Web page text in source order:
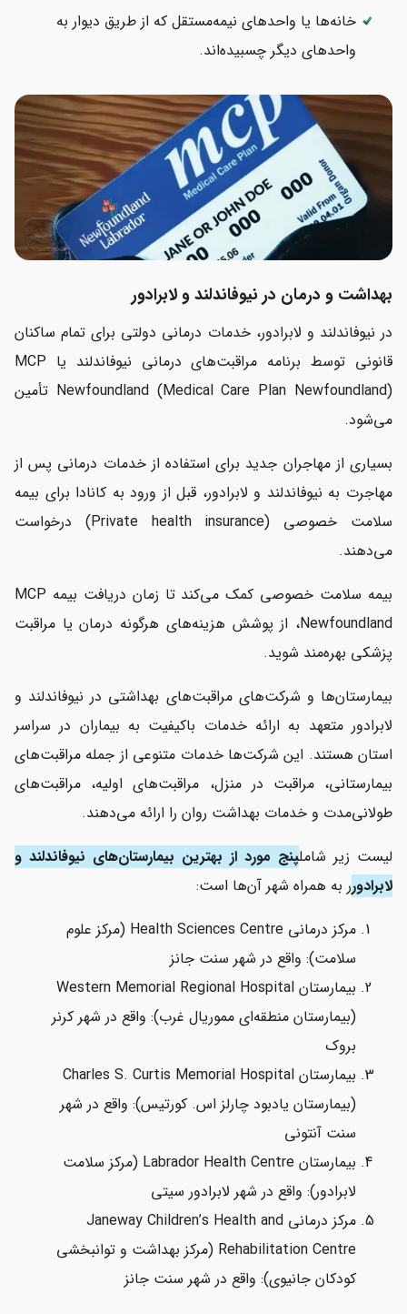
خانه‌ها یا واحدهای نیمه‌مستقل که از طریق دیوار به
واحدهای دیگر چسبیده‌اند.
بهداشت و درمان در نیوفاندلند و لابرادور
در نیوفاندلند و لابرادور، خدمات درمانی دولتی برای تمام ساکنان
قانونی توسط برنامه مراقبت‌های درمانی نیوفاندلند یا MCP
Newfoundland (Medical Care Plan Newfoundland) تأمین
می‌شود.
بسیاری از مهاجران جدید برای استفاده از خدمات درمانی پس از
مهاجرت به نیوفاندلند و لابرادور، قبل از ورود به کانادا برای بیمه
سلامت خصوصی (Private health insurance) درخواست
می‌دهند.
بیمه سلامت خصوصی کمک می‌کند تا زمان دریافت بیمه MCP
Newfoundland، از پوشش هزینه‌های هرگونه درمان یا مراقبت
پزشکی بهره‌مند شوید.
بیمارستان‌ها و شرکت‌های مراقبت‌های بهداشتی در نیوفاندلند و
لابرادور متعهد به ارائه خدمات باکیفیت به بیماران در سراسر
استان هستند. این شرکت‌ها خدمات متنوعی از جمله مراقبت‌های
بیمارستانی، مراقبت در منزل، مراقبت‌های اولیه، مراقبت‌های
طولانی‌مدت و خدمات بهداشت روان را ارائه می‌دهند.
لیست زیر شاملپنج مورد از بهترین بیمارستان‌های نیوفاندلند و
لابرادورر به همراه شهر آن‌ها است:
مرکز درمانی Health Sciences Centre (مرکز علوم
سلامت): واقع در شهر سنت جانز
بیمارستان Western Memorial Regional Hospital
(بیمارستان منطقه‌ای مموریال غرب): واقع در شهر کرنر
بروک
بیمارستان Charles S. Curtis Memorial Hospital
(بیمارستان یادبود چارلز اس. کورتیس): واقع در شهر
سنت آنتونی
بیمارستان Labrador Health Centre (مرکز سلامت
لابرادور): واقع در شهر لابرادور سیتی
مرکز درمانی Janeway Children’s Health and
Rehabilitation Centre (مرکز بهداشت و توانبخشی
کودکان جانیوی): واقع در شهر سنت جانز